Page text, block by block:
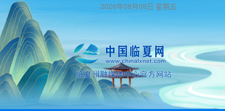
2026年08月08日 星期五